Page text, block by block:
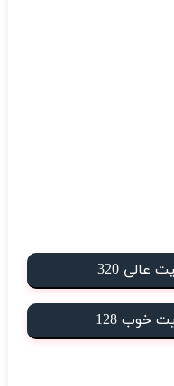
عالی 320
خوب 128